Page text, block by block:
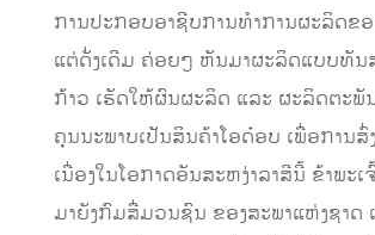
ການປະກອບອາຊີບການທໍາການຜະລິດຂ
ແຕ່ດັ່ງເດີມ ຄ່ອຍໆ ຫັນມາຜະລິດແບບທັນ
ກ້າວ ເຮັດໃຫ້ຜົນຜະລິດ ແລະ ຜະລິດຕະພັ
ຄຸນນະພາບເປັນສິນຄ້າໂອດ໋ອບ ເພື່ອການ
ເນື່ອງໃນໂອກາດອັນສະຫງ່າລາສີນີ້ ຂ້າພະ
ມາຍັງກົມສື່ມວນຊົນ ຂອງສະພາແຫ່ງຊາດ